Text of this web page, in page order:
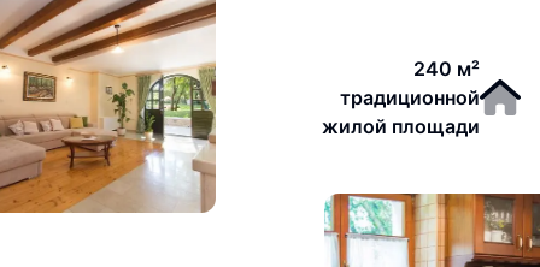
240 м²
традиционной
жилой площади